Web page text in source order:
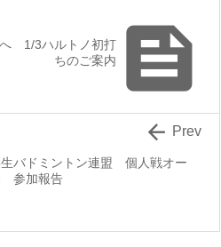

1/3ハルトノ初打
ちのご案内
生バドミントン連盟 個人戦オー
参加報告
 Prev